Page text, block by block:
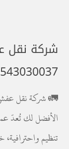
شركة نقل
🚛 شركة نقل عفش
الأفضل لك تُعدّ
تنظيم